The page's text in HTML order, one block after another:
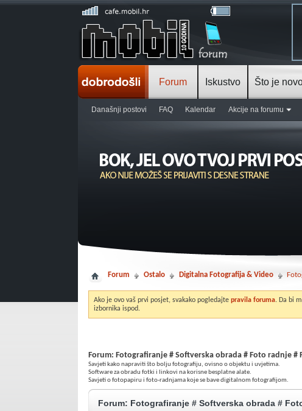
Forum
Današnji postovi FAQ Kalendar Akcije na forumu
Iskustvo Što je
Forum Ostalo Digitalna Fotografija & Video
Ako je ovo vaš prvi posjet, svakako pogledajte pravila foruma. Da bi
izbornika ispod.
Forum: Fotografiranje # Softverska obrada # Foto radnje #
Savjeti kako napraviti što bolju fotografiju, ovisno o objektu i uvjetima.
Software za obradu fotki i linkovi na korisne besplatne alate.
Savjeti o fotopapiru i foto-radnjama koje se bave digitalnom fotografijom.
Forum: Fotografiranje # Softverska obrada #